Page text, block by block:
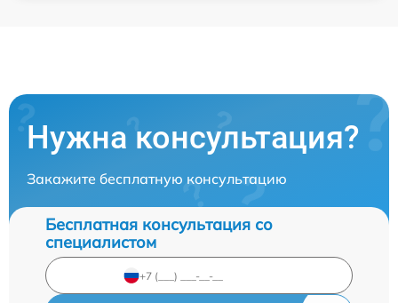
Нужна консультация?
Закажите бесплатную консультацию
Бесплатная консультация со
специалистом